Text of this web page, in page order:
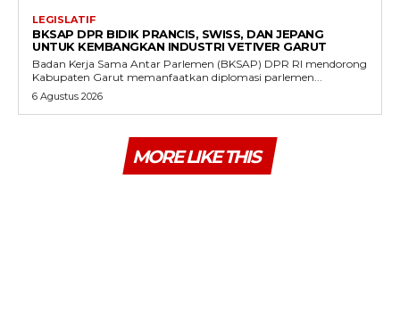
LEGISLATIF
BKSAP DPR BIDIK PRANCIS, SWISS, DAN JEPANG
UNTUK KEMBANGKAN INDUSTRI VETIVER GARUT
Badan Kerja Sama Antar Parlemen (BKSAP) DPR RI mendorong
Kabupaten Garut memanfaatkan diplomasi parlemen...
6 Agustus 2026
MORE LIKE THIS